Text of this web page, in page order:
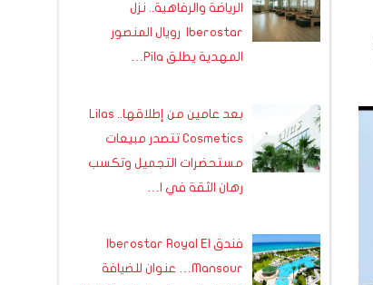
الرياضة والرفاهية.. نزل
Iberostar رويال المنصور
المهدية يطلق Pila…
بعد عامين من إطلاقها.. Lilas
Cosmetics تتصدر مبيعات
مستحضرات التجميل وتكسب
رهان الثقة في ا…
فندق Iberostar Royal El
Mansour… عنوان للضيافة